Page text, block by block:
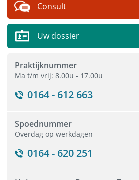
Consult
Uw dossier
Praktijknummer
Ma t/m vrij: 8.00u - 17.00u
0164 - 612 663
Spoednummer
Overdag op werkdagen
0164 - 620 251